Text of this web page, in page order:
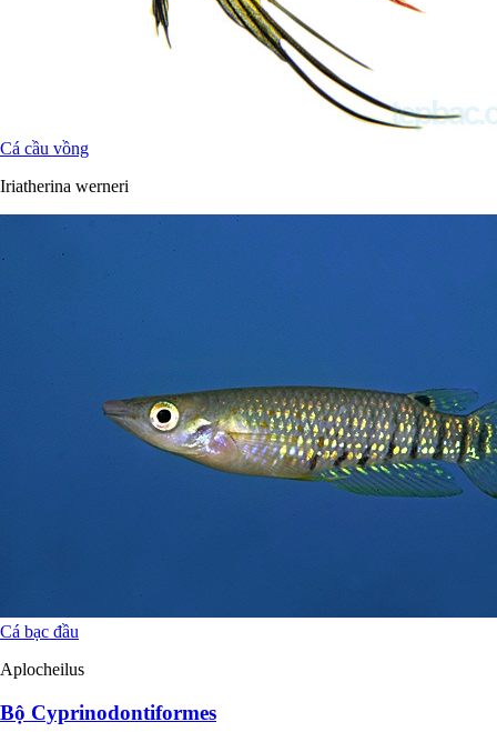
Cá cầu vồng
Iriatherina werneri
Cá bạc đầu
Aplocheilus
Bộ Cyprinodontiformes